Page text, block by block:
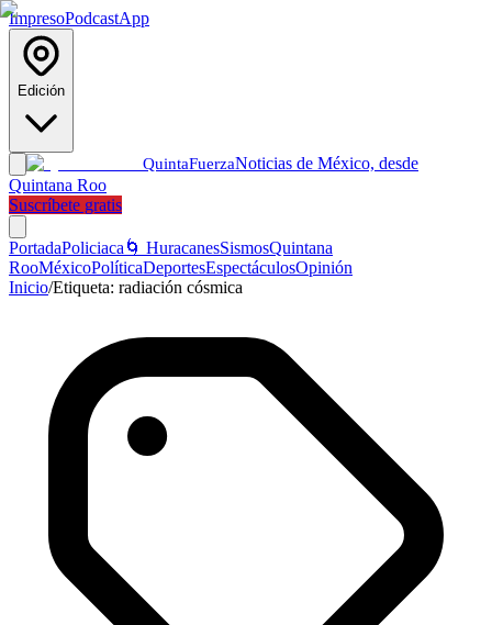
ImpresoPodcastApp
Edición
QuintaFuerzaNoticias de México, desde
Quintana Roo
Suscríbete gratis
PortadaPoliciaca 🌀 HuracanesSismosQuintana
RooMéxicoPolíticaDeportesEspectáculosOpinión
Inicio/Etiqueta: radiación cósmica